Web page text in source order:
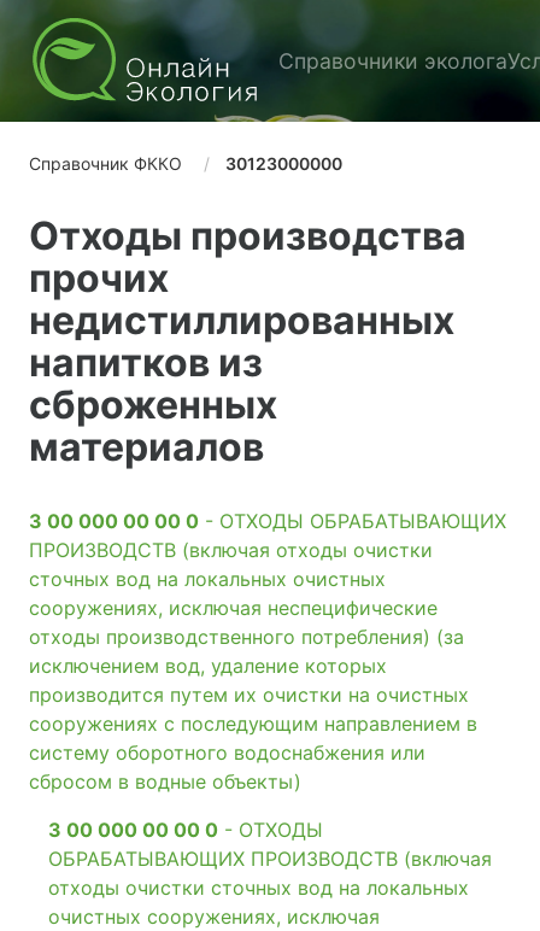
Справочники эколога
Справочник ФККО 30123000000
Отходы производства
прочих
недистиллированных
напитков из
сброженных
материалов
3 00 000 00 00 0 - ОТХОДЫ ОБРАБАТЫВАЮЩИХ
ПРОИЗВОДСТВ (включая отходы очистки
сточных вод на локальных очистных
сооружениях, исключая неспецифические
отходы производственного потребления) (за
исключением вод, удаление которых
производится путем их очистки на очистных
сооружениях с последующим направлением в
систему оборотного водоснабжения или
сбросом в водные объекты)
3 00 000 00 00 0 - ОТХОДЫ
ОБРАБАТЫВАЮЩИХ ПРОИЗВОДСТВ (включая
отходы очистки сточных вод на локальных
очистных сооружениях, исключая